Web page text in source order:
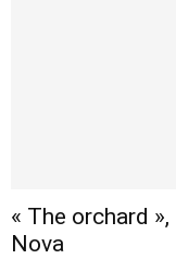
« The orchard
Nova